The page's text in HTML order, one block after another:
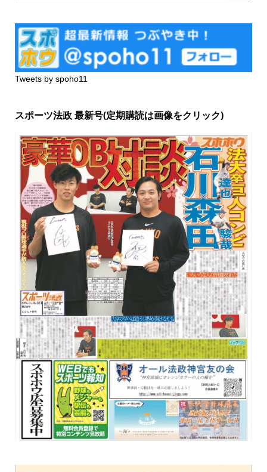
Tweets by spoho11
スポーツ法政 最新号(定期購読は画像をクリック)